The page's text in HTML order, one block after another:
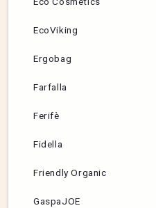
EcoViking
Ergobag
Farfalla
Ferifè
Fidella
Friendly Organic
GaspaJOE